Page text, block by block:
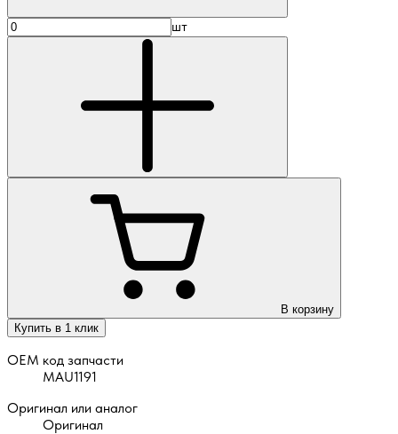
шт
В корзину
Купить в 1 клик
OEM код запчасти
MAU1191
Оригинал или аналог
Оригинал